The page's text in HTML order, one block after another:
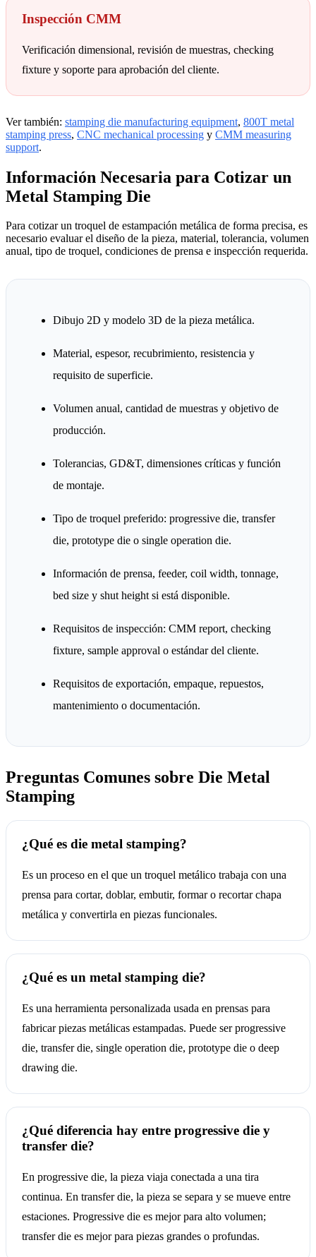
Inspección CMM
Verificación dimensional, revisión de muestras, checking
fixture y soporte para aprobación del cliente.
Ver también: stamping die manufacturing equipment, 800T metal
stamping press, CNC mechanical processing y CMM measuring
support.
Información Necesaria para Cotizar un
Metal Stamping Die
Para cotizar un troquel de estampación metálica de forma precisa, es
necesario evaluar el diseño de la pieza, material, tolerancia, volumen
anual, tipo de troquel, condiciones de prensa e inspección requerida.
Dibujo 2D y modelo 3D de la pieza metálica.
Material, espesor, recubrimiento, resistencia y
requisito de superficie.
Volumen anual, cantidad de muestras y objetivo de
producción.
Tolerancias, GD&T, dimensiones críticas y función
de montaje.
Tipo de troquel preferido: progressive die, transfer
die, prototype die o single operation die.
Información de prensa, feeder, coil width, tonnage,
bed size y shut height si está disponible.
Requisitos de inspección: CMM report, checking
fixture, sample approval o estándar del cliente.
Requisitos de exportación, empaque, repuestos,
mantenimiento o documentación.
Preguntas Comunes sobre Die Metal
Stamping
¿Qué es die metal stamping?
Es un proceso en el que un troquel metálico trabaja con una
prensa para cortar, doblar, embutir, formar o recortar chapa
metálica y convertirla en piezas funcionales.
¿Qué es un metal stamping die?
Es una herramienta personalizada usada en prensas para
fabricar piezas metálicas estampadas. Puede ser progressive
die, transfer die, single operation die, prototype die o deep
drawing die.
¿Qué diferencia hay entre progressive die y
transfer die?
En progressive die, la pieza viaja conectada a una tira
continua. En transfer die, la pieza se separa y se mueve entre
estaciones. Progressive die es mejor para alto volumen;
transfer die es mejor para piezas grandes o profundas.